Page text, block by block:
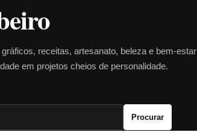
receitas, artesanato, beleza e bem-estar
em projetos cheios de personalidade.
Procurar